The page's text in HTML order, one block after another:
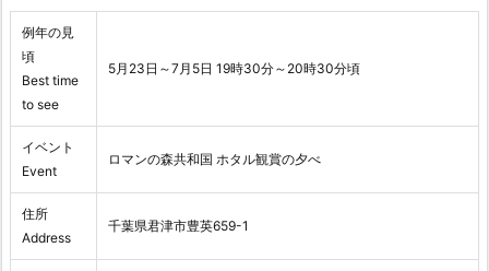
例年の見
頃
Best time
to see
5月23日～7月5日 19時30分～20時30分頃
イベント
Event
ロマンの森共和国 ホタル観賞の夕べ
住所
Address
千葉県君津市豊英659-1